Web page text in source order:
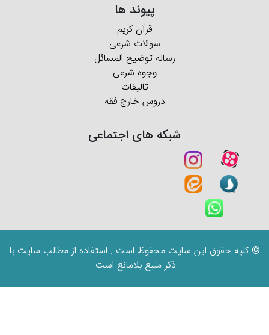
پیوند ها
قرآن کریم
سوالات شرعی
رساله توضیح المسائل
وجوه شرعی
تالیفات
دروس خارج فقه
شبکه های اجتماعی
© کلیه حقوق این سایت محفوظ است . استفاده از مطالب سایت با
ذکر منبع بلامانع است.